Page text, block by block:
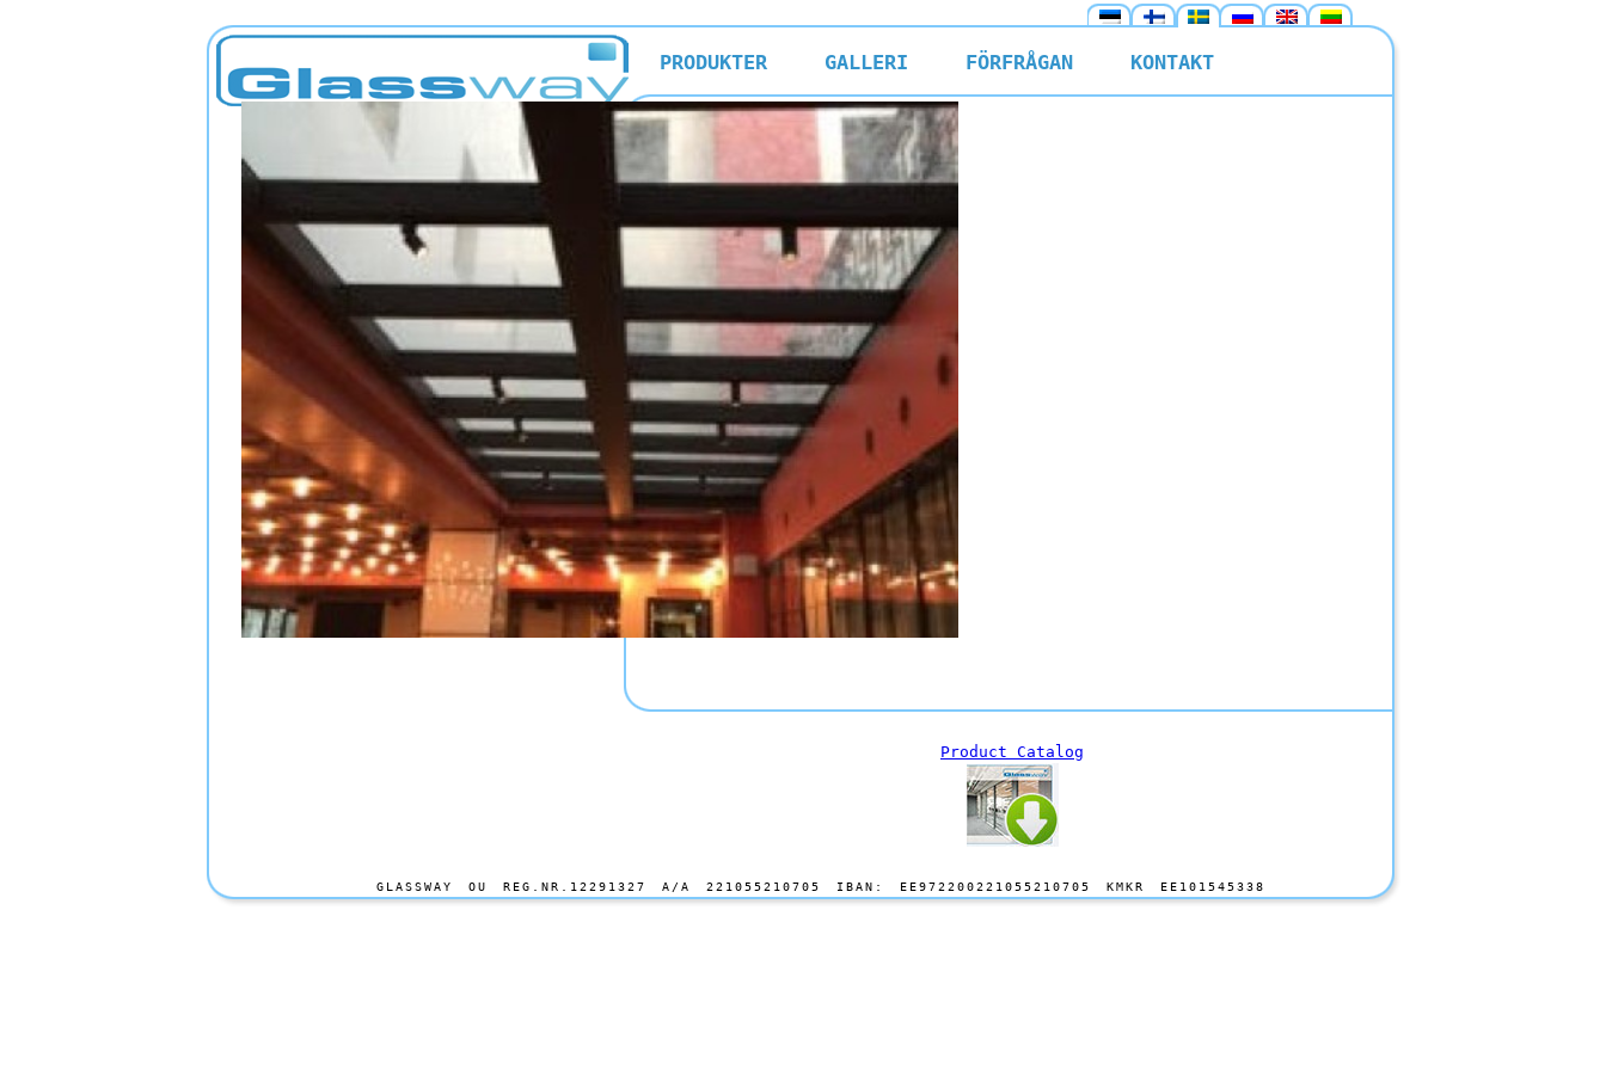
PRODUKTER GALLERI FÖRFRÅGAN KONTAKT
Product Catalog
GLASSWAY OU REG.NR.12291327 A/A 221055210705 IBAN: EE972200221055210705 KMKR EE101545338